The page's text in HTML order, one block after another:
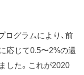
ログラムにより、前
応じて0.5〜2%の還
した。これが2020